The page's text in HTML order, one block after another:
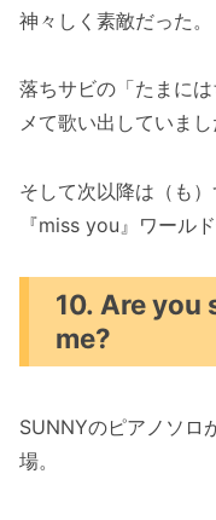
神々しく素敵だった。
落ちサビの「たまに
メて歌い出していまし
そして次以降は（も）
『miss you』ワール
10. Are
me?
SUNNYのピアノソロ
場。